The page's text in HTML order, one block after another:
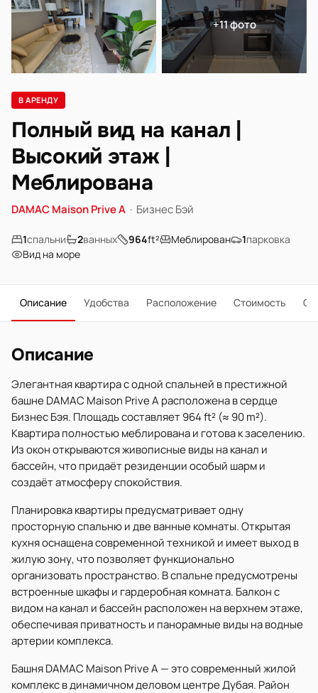
+11 фото
В АРЕНДУ
Полный вид на канал |
Высокий этаж |
Меблирована
DAMAC Maison Prive A · Бизнес Бэй
1спальни 2ванных 964ft² Меблирован 1парковка
Вид на море
Описание Удобства Расположение Стоимость О
Описание
Элегантная квартира с одной спальней в престижной
башне DAMAC Maison Prive A расположена в сердце
Бизнес Бэя. Площадь составляет 964 ft² (≈ 90 m²).
Квартира полностью меблирована и готова к заселению.
Из окон открываются живописные виды на канал и
бассейн, что придаёт резиденции особый шарм и
создаёт атмосферу спокойствия.
Планировка квартиры предусматривает одну
просторную спальню и две ванные комнаты. Открытая
кухня оснащена современной техникой и имеет выход в
жилую зону, что позволяет функционально
организовать пространство. В спальне предусмотрены
встроенные шкафы и гардеробная комната. Балкон с
видом на канал и бассейн расположен на верхнем этаже,
обеспечивая приватность и панорамные виды на водные
артерии комплекса.
Башня DAMAC Maison Prive A — это современный жилой
комплекс в динамичном деловом центре Дубая. Район